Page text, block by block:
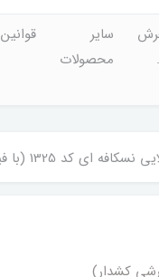
سایر
محصولات
قوانین
کد 1325 (با فیلم)
کشدار)